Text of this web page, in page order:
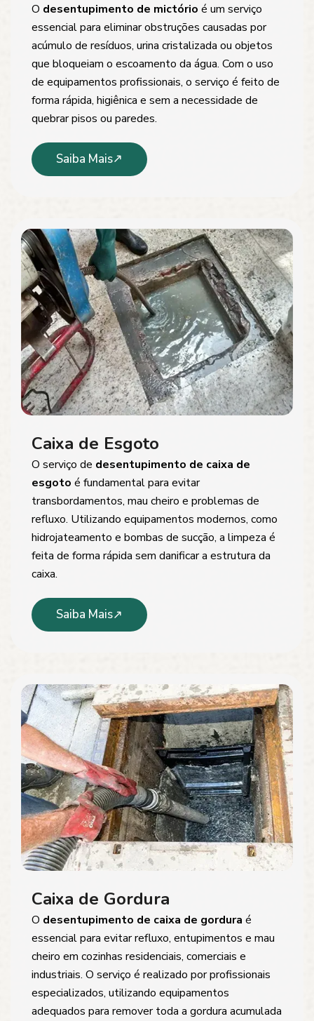
O desentupimento de mictório é um serviço
essencial para eliminar obstruções causadas por
acúmulo de resíduos, urina cristalizada ou objetos
que bloqueiam o escoamento da água. Com o uso
de equipamentos profissionais, o serviço é feito de
forma rápida, higiênica e sem a necessidade de
quebrar pisos ou paredes.
Saiba Mais
Caixa de Esgoto
O serviço de desentupimento de caixa de
esgoto é fundamental para evitar
transbordamentos, mau cheiro e problemas de
refluxo. Utilizando equipamentos modernos, como
hidrojateamento e bombas de sucção, a limpeza é
feita de forma rápida sem danificar a estrutura da
caixa.
Saiba Mais
Caixa de Gordura
O desentupimento de caixa de gordura é
essencial para evitar refluxo, entupimentos e mau
cheiro em cozinhas residenciais, comerciais e
industriais. O serviço é realizado por profissionais
especializados, utilizando equipamentos
adequados para remover toda a gordura acumulada